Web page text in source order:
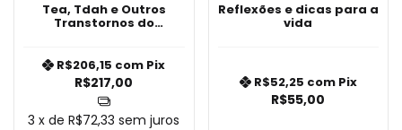
Tea, Tdah e Outros
Transtornos do
R$217,00
R$206,15 com Pix
3 x deR$72,33 sem juros
Reflexões e dicas para a
vida
R$55,00
R$52,25 com Pix